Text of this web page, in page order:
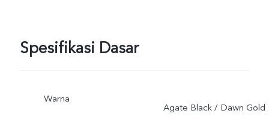
Spesifikasi Dasar
Warna
Agate Black / Dawn Gold